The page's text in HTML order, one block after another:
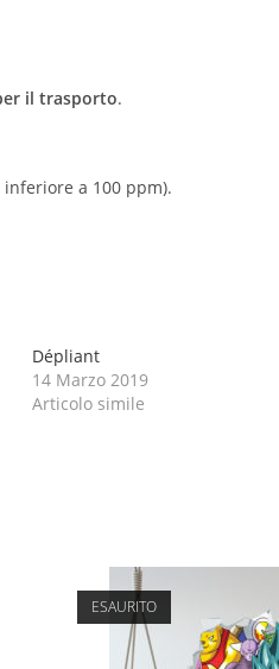
il trasporto.
a 100 ppm).
Dépliant
14 Marzo 2019
Articolo simile
ESAURITO